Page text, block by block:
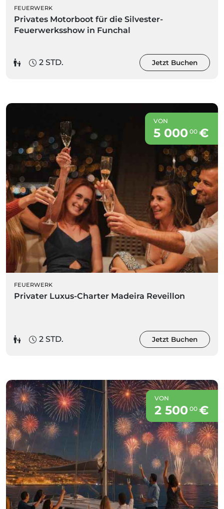
FEUERWERK
Privates Motorboot für die Silvester-
Feuerwerksshow in Funchal
2 STD. Jetzt Buchen
VON
5 000 00€
FEUERWERK
Privater Luxus-Charter Madeira Reveillon
2 STD. Jetzt Buchen
VON
2 500 00€